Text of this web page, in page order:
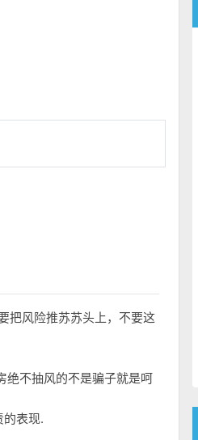
把风险推苏苏头上，不要这
绝不抽风的不是骗子就是呵
表现.